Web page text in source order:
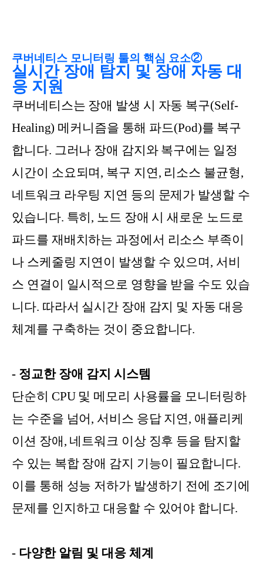
쿠버네티스 모니터링 툴의 핵심 요소②
실시간 장애 탐지 및 장애 자동 대
응 지원
쿠버네티스는 장애 발생 시 자동 복구(Self-
Healing) 메커니즘을 통해 파드(Pod)를 복구
합니다. 그러나 장애 감지와 복구에는 일정
시간이 소요되며, 복구 지연, 리소스 불균형,
네트워크 라우팅 지연 등의 문제가 발생할 수
있습니다. 특히, 노드 장애 시 새로운 노드로
파드를 재배치하는 과정에서 리소스 부족이
나 스케줄링 지연이 발생할 수 있으며, 서비
스 연결이 일시적으로 영향을 받을 수도 있습
니다. 따라서 실시간 장애 감지 및 자동 대응
체계를 구축하는 것이 중요합니다.
- 정교한 장애 감지 시스템
단순히 CPU 및 메모리 사용률을 모니터링하
는 수준을 넘어, 서비스 응답 지연, 애플리케
이션 장애, 네트워크 이상 징후 등을 탐지할
수 있는 복합 장애 감지 기능이 필요합니다.
이를 통해 성능 저하가 발생하기 전에 조기에
문제를 인지하고 대응할 수 있어야 합니다.
- 다양한 알림 및 대응 체계